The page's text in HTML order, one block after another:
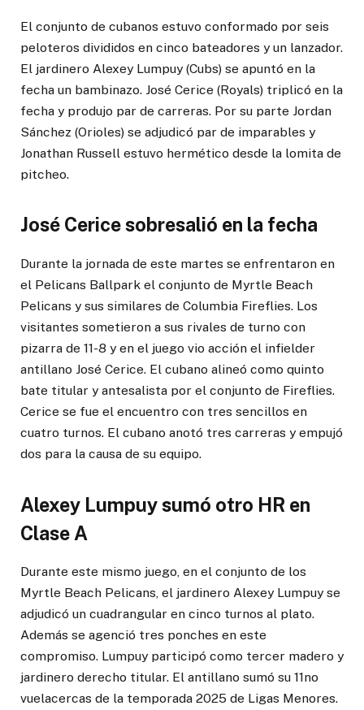
El conjunto de cubanos estuvo conformado por seis
peloteros divididos en cinco bateadores y un lanzador.
El jardinero Alexey Lumpuy (Cubs) se apuntó en la
fecha un bambinazo. José Cerice (Royals) triplicó en la
fecha y produjo par de carreras. Por su parte Jordan
Sánchez (Orioles) se adjudicó par de imparables y
Jonathan Russell estuvo hermético desde la lomita de
pitcheo.
José Cerice sobresalió en la fecha
Durante la jornada de este martes se enfrentaron en
el Pelicans Ballpark el conjunto de Myrtle Beach
Pelicans y sus similares de Columbia Fireflies. Los
visitantes sometieron a sus rivales de turno con
pizarra de 11-8 y en el juego vio acción el infielder
antillano José Cerice. El cubano alineó como quinto
bate titular y antesalista por el conjunto de Fireflies.
Cerice se fue el encuentro con tres sencillos en
cuatro turnos. El cubano anotó tres carreras y empujó
dos para la causa de su equipo.
Alexey Lumpuy sumó otro HR en
Clase A
Durante este mismo juego, en el conjunto de los
Myrtle Beach Pelicans, el jardinero Alexey Lumpuy se
adjudicó un cuadrangular en cinco turnos al plato.
Además se agenció tres ponches en este
compromiso. Lumpuy participó como tercer madero y
jardinero derecho titular. El antillano sumó su 11no
vuelacercas de la temporada 2025 de Ligas Menores.